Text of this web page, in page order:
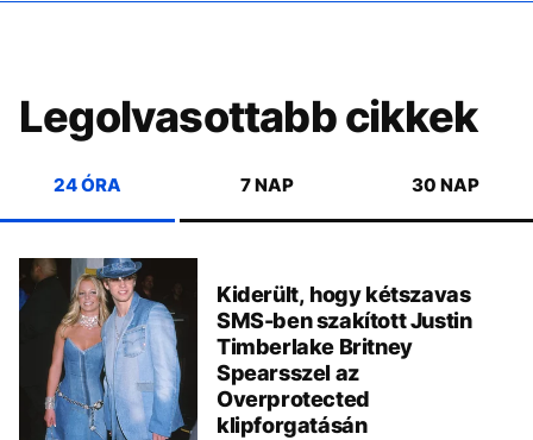
Legolvasottabb cikkek
24 ÓRA 7 NAP 30 NAP
Kiderült, hogy kétszavas
SMS-ben szakított Justin
Timberlake Britney
Spearsszel az
Overprotected
klipforgatásán